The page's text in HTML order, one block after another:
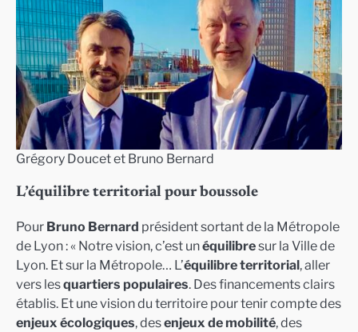
Grégory Doucet et Bruno Bernard
L’équilibre territorial pour boussole
Pour Bruno Bernard président sortant de la Métropole
de Lyon : « Notre vision, c’est unéquilibresur la Ville de
Lyon. Et sur la Métropole… L’équilibre territorial, aller
vers lesquartiers populaires. Des financements clairs
établis. Et une vision du territoire pour tenir compte des
enjeux écologiques, desenjeux de mobilité, des